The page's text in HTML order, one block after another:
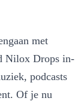
met
Nilox Drops in-
podcasts
Of je nu